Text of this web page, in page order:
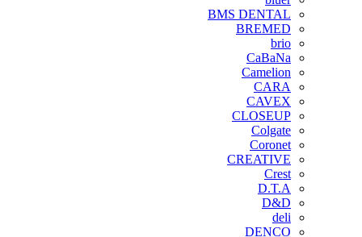
BMS DENTAL
BREMED
brio
CaBaNa
Camelion
CARA
CAVEX
CLOSEUP
Colgate
Coronet
CREATIVE
Crest
D.T.A
D&D
deli
DENCO